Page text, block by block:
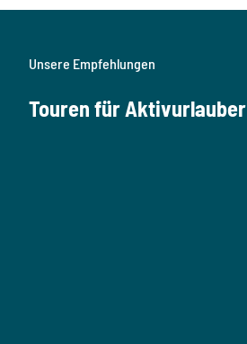
Unsere Empfehlungen
Touren für Aktivurlauber